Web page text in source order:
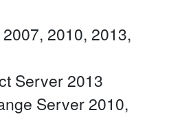
2010, 2013,
Server 2013
Server 2010,